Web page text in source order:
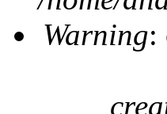
Warning: